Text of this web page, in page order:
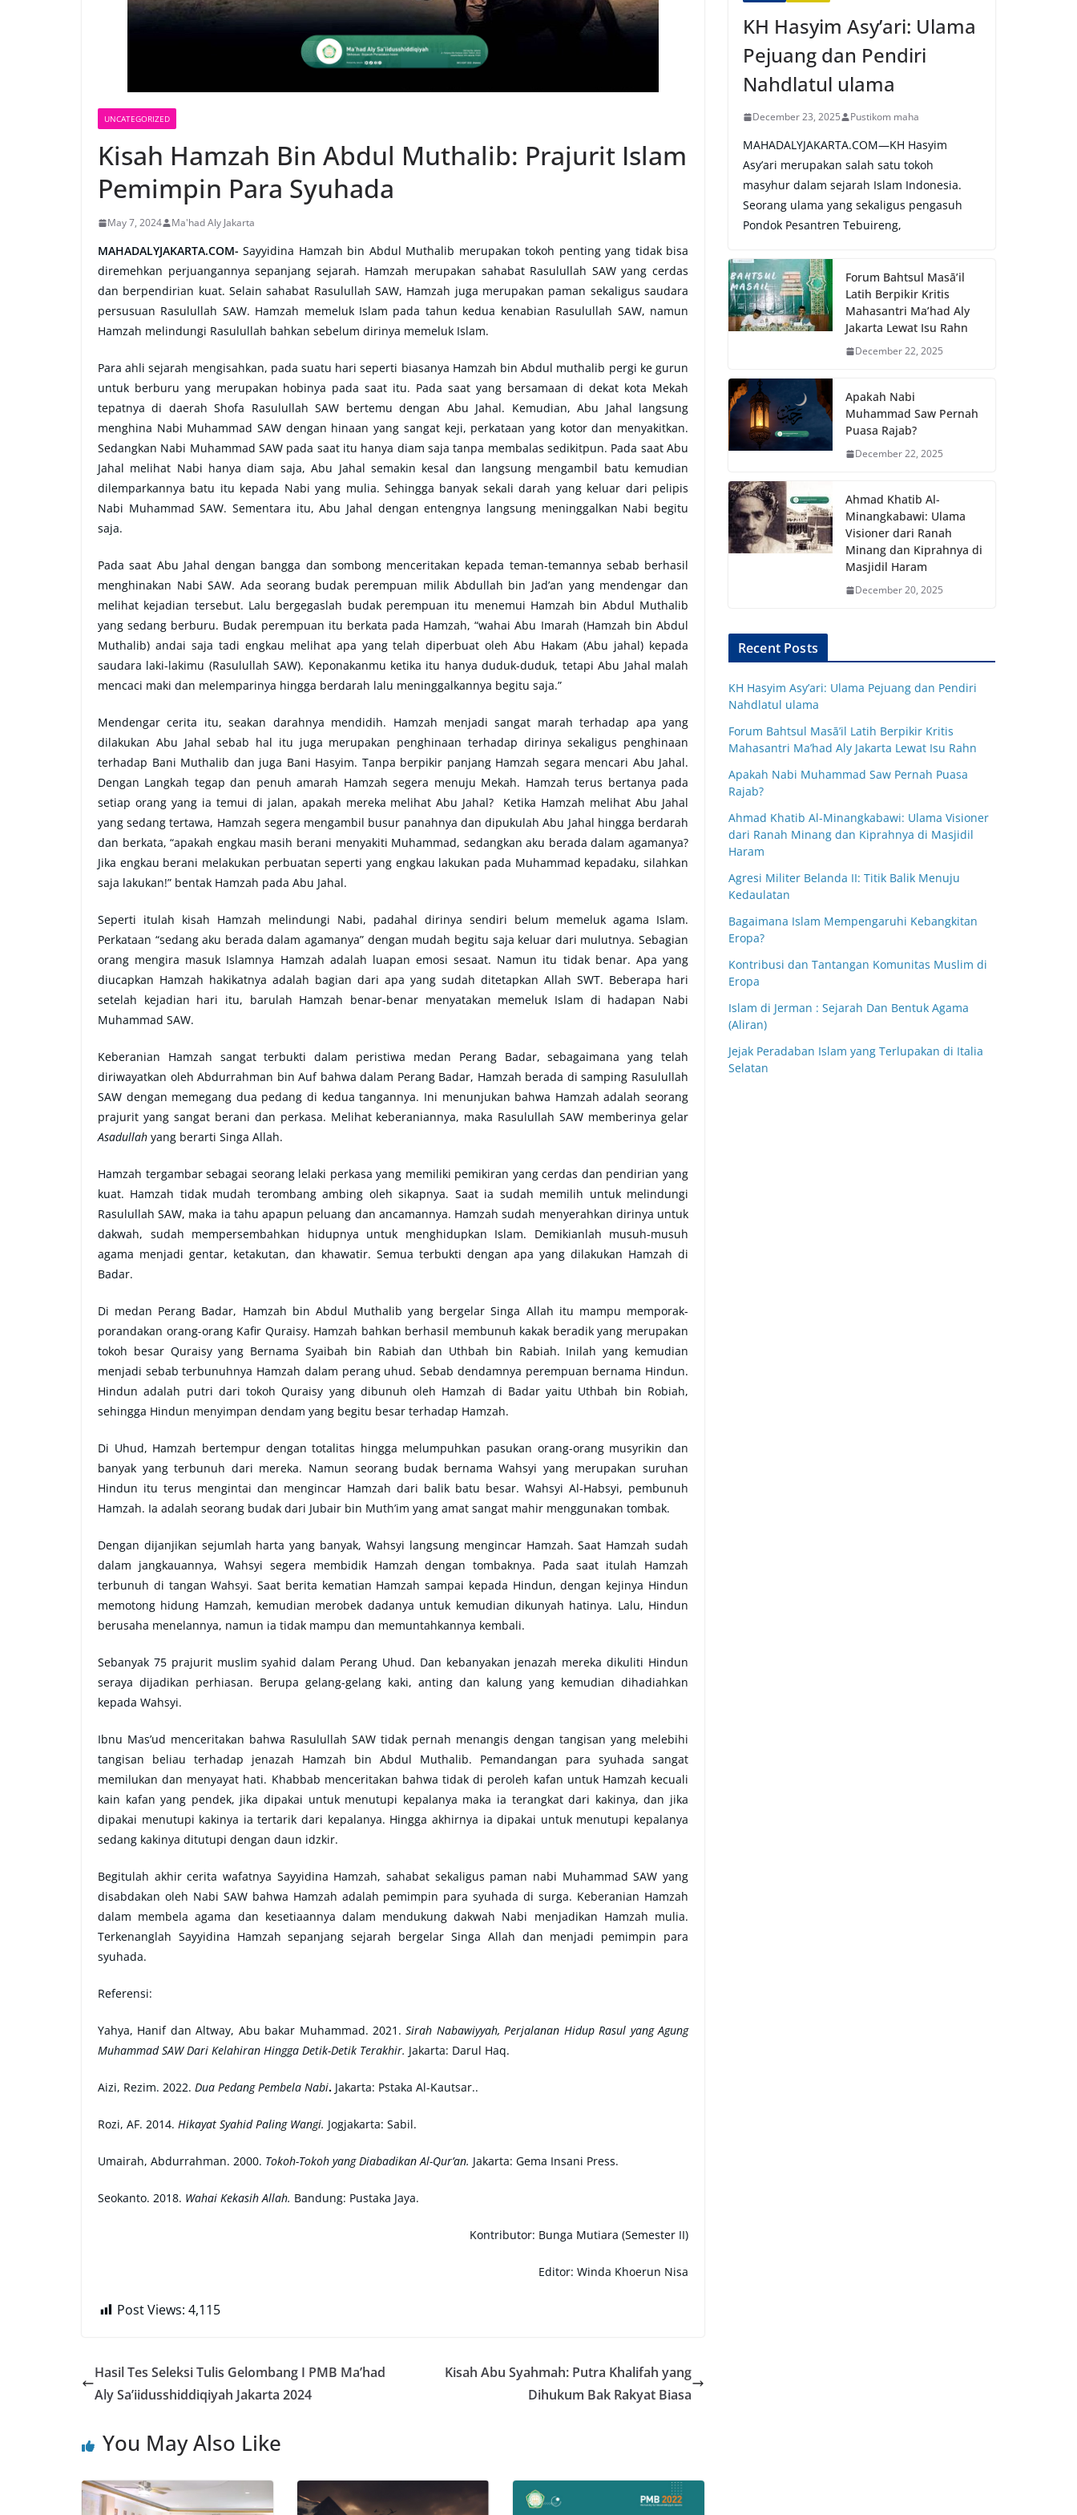
UNCATEGORIZED
Kisah Hamzah Bin Abdul Muthalib: Prajurit Islam
Pemimpin Para Syuhada
May 7, 2024 Ma'had Aly Jakarta
MAHADALYJAKARTA.COM-Sayyidina Hamzah bin Abdul Muthalib merupakan tokoh penting yang tidak bisa
diremehkan perjuangannya sepanjang sejarah. Hamzah merupakan sahabat Rasulullah SAW yang cerdas
dan berpendirian kuat. Selain sahabat Rasulullah SAW, Hamzah juga merupakan paman sekaligus saudara
persusuan Rasulullah SAW. Hamzah memeluk Islam pada tahun kedua kenabian Rasulullah SAW, namun
Hamzah melindungi Rasulullah bahkan sebelum dirinya memeluk Islam.
Para ahli sejarah mengisahkan, pada suatu hari seperti biasanya Hamzah bin Abdul muthalib pergi ke gurun
untuk berburu yang merupakan hobinya pada saat itu. Pada saat yang bersamaan di dekat kota Mekah
tepatnya di daerah Shofa Rasulullah SAW bertemu dengan Abu Jahal. Kemudian, Abu Jahal langsung
menghina Nabi Muhammad SAW dengan hinaan yang sangat keji, perkataan yang kotor dan menyakitkan.
Sedangkan Nabi Muhammad SAW pada saat itu hanya diam saja tanpa membalas sedikitpun. Pada saat Abu
Jahal melihat Nabi hanya diam saja, Abu Jahal semakin kesal dan langsung mengambil batu kemudian
dilemparkannya batu itu kepada Nabi yang mulia. Sehingga banyak sekali darah yang keluar dari pelipis
Nabi Muhammad SAW. Sementara itu, Abu Jahal dengan entengnya langsung meninggalkan Nabi begitu
saja.
Pada saat Abu Jahal dengan bangga dan sombong menceritakan kepada teman-temannya sebab berhasil
menghinakan Nabi SAW. Ada seorang budak perempuan milik Abdullah bin Jad’an yang mendengar dan
melihat kejadian tersebut. Lalu bergegaslah budak perempuan itu menemui Hamzah bin Abdul Muthalib
yang sedang berburu. Budak perempuan itu berkata pada Hamzah, “wahai Abu Imarah (Hamzah bin Abdul
Muthalib) andai saja tadi engkau melihat apa yang telah diperbuat oleh Abu Hakam (Abu jahal) kepada
saudara laki-lakimu (Rasulullah SAW). Keponakanmu ketika itu hanya duduk-duduk, tetapi Abu Jahal malah
mencaci maki dan melemparinya hingga berdarah lalu meninggalkannya begitu saja.”
Mendengar cerita itu, seakan darahnya mendidih. Hamzah menjadi sangat marah terhadap apa yang
dilakukan Abu Jahal sebab hal itu juga merupakan penghinaan terhadap dirinya sekaligus penghinaan
terhadap Bani Muthalib dan juga Bani Hasyim. Tanpa berpikir panjang Hamzah segara mencari Abu Jahal.
Dengan Langkah tegap dan penuh amarah Hamzah segera menuju Mekah. Hamzah terus bertanya pada
setiap orang yang ia temui di jalan, apakah mereka melihat Abu Jahal? Ketika Hamzah melihat Abu Jahal
yang sedang tertawa, Hamzah segera mengambil busur panahnya dan dipukulah Abu Jahal hingga berdarah
dan berkata, “apakah engkau masih berani menyakiti Muhammad, sedangkan aku berada dalam agamanya?
Jika engkau berani melakukan perbuatan seperti yang engkau lakukan pada Muhammad kepadaku, silahkan
saja lakukan!” bentak Hamzah pada Abu Jahal.
Seperti itulah kisah Hamzah melindungi Nabi, padahal dirinya sendiri belum memeluk agama Islam.
Perkataan “sedang aku berada dalam agamanya” dengan mudah begitu saja keluar dari mulutnya. Sebagian
orang mengira masuk Islamnya Hamzah adalah luapan emosi sesaat. Namun itu tidak benar. Apa yang
diucapkan Hamzah hakikatnya adalah bagian dari apa yang sudah ditetapkan Allah SWT. Beberapa hari
setelah kejadian hari itu, barulah Hamzah benar-benar menyatakan memeluk Islam di hadapan Nabi
Muhammad SAW.
Keberanian Hamzah sangat terbukti dalam peristiwa medan Perang Badar, sebagaimana yang telah
diriwayatkan oleh Abdurrahman bin Auf bahwa dalam Perang Badar, Hamzah berada di samping Rasulullah
SAW dengan memegang dua pedang di kedua tangannya. Ini menunjukan bahwa Hamzah adalah seorang
prajurit yang sangat berani dan perkasa. Melihat keberaniannya, maka Rasulullah SAW memberinya gelar
Asadullah yang berarti Singa Allah.
Hamzah tergambar sebagai seorang lelaki perkasa yang memiliki pemikiran yang cerdas dan pendirian yang
kuat. Hamzah tidak mudah terombang ambing oleh sikapnya. Saat ia sudah memilih untuk melindungi
Rasulullah SAW, maka ia tahu apapun peluang dan ancamannya. Hamzah sudah menyerahkan dirinya untuk
dakwah, sudah mempersembahkan hidupnya untuk menghidupkan Islam. Demikianlah musuh-musuh
agama menjadi gentar, ketakutan, dan khawatir. Semua terbukti dengan apa yang dilakukan Hamzah di
Badar.
Di medan Perang Badar, Hamzah bin Abdul Muthalib yang bergelar Singa Allah itu mampu memporak-
porandakan orang-orang Kafir Quraisy. Hamzah bahkan berhasil membunuh kakak beradik yang merupakan
tokoh besar Quraisy yang Bernama Syaibah bin Rabiah dan Uthbah bin Rabiah. Inilah yang kemudian
menjadi sebab terbunuhnya Hamzah dalam perang uhud. Sebab dendamnya perempuan bernama Hindun.
Hindun adalah putri dari tokoh Quraisy yang dibunuh oleh Hamzah di Badar yaitu Uthbah bin Robiah,
sehingga Hindun menyimpan dendam yang begitu besar terhadap Hamzah.
Di Uhud, Hamzah bertempur dengan totalitas hingga melumpuhkan pasukan orang-orang musyrikin dan
banyak yang terbunuh dari mereka. Namun seorang budak bernama Wahsyi yang merupakan suruhan
Hindun itu terus mengintai dan mengincar Hamzah dari balik batu besar. Wahsyi Al-Habsyi, pembunuh
Hamzah. Ia adalah seorang budak dari Jubair bin Muth’im yang amat sangat mahir menggunakan tombak.
Dengan dijanjikan sejumlah harta yang banyak, Wahsyi langsung mengincar Hamzah. Saat Hamzah sudah
dalam jangkauannya, Wahsyi segera membidik Hamzah dengan tombaknya. Pada saat itulah Hamzah
terbunuh di tangan Wahsyi. Saat berita kematian Hamzah sampai kepada Hindun, dengan kejinya Hindun
memotong hidung Hamzah, kemudian merobek dadanya untuk kemudian dikunyah hatinya. Lalu, Hindun
berusaha menelannya, namun ia tidak mampu dan memuntahkannya kembali.
Sebanyak 75 prajurit muslim syahid dalam Perang Uhud. Dan kebanyakan jenazah mereka dikuliti Hindun
seraya dijadikan perhiasan. Berupa gelang-gelang kaki, anting dan kalung yang kemudian dihadiahkan
kepada Wahsyi.
Ibnu Mas’ud menceritakan bahwa Rasulullah SAW tidak pernah menangis dengan tangisan yang melebihi
tangisan beliau terhadap jenazah Hamzah bin Abdul Muthalib. Pemandangan para syuhada sangat
memilukan dan menyayat hati. Khabbab menceritakan bahwa tidak di peroleh kafan untuk Hamzah kecuali
kain kafan yang pendek, jika dipakai untuk menutupi kepalanya maka ia terangkat dari kakinya, dan jika
dipakai menutupi kakinya ia tertarik dari kepalanya. Hingga akhirnya ia dipakai untuk menutupi kepalanya
sedang kakinya ditutupi dengan daun idzkir.
Begitulah akhir cerita wafatnya Sayyidina Hamzah, sahabat sekaligus paman nabi Muhammad SAW yang
disabdakan oleh Nabi SAW bahwa Hamzah adalah pemimpin para syuhada di surga. Keberanian Hamzah
dalam membela agama dan kesetiaannya dalam mendukung dakwah Nabi menjadikan Hamzah mulia.
Terkenanglah Sayyidina Hamzah sepanjang sejarah bergelar Singa Allah dan menjadi pemimpin para
syuhada.
Referensi:
Yahya, Hanif dan Altway, Abu bakar Muhammad. 2021.Sirah Nabawiyyah, Perjalanan Hidup Rasul yang Agung
Muhammad SAW Dari Kelahiran Hingga Detik-Detik Terakhir. Jakarta: Darul Haq.
Aizi, Rezim. 2022. Dua Pedang Pembela Nabi. Jakarta: Pstaka Al-Kautsar..
Rozi, AF. 2014. Hikayat Syahid Paling Wangi. Jogjakarta: Sabil.
Umairah, Abdurrahman. 2000. Tokoh-Tokoh yang Diabadikan Al-Qur’an. Jakarta: Gema Insani Press.
Seokanto. 2018. Wahai Kekasih Allah. Bandung: Pustaka Jaya.
Kontributor: Bunga Mutiara (Semester II)
Editor: Winda Khoerun Nisa
Post Views: 4,115
Hasil Tes Seleksi Tulis Gelombang I PMB Ma’had
Aly Sa’iidusshiddiqiyah Jakarta 2024
Kisah Abu Syahmah: Putra Khalifah yang
Dihukum Bak Rakyat Biasa
You May Also Like
KH Hasyim Asy’ari: Ulama
Pejuang dan Pendiri
Nahdlatul ulama
December 23, 2025 Pustikom maha
MAHADALYJAKARTA.COM—KH Hasyim
Asy’ari merupakan salah satu tokoh
masyhur dalam sejarah Islam Indonesia.
Seorang ulama yang sekaligus pengasuh
Pondok Pesantren Tebuireng,
Forum Bahtsul Masā’il
Latih Berpikir Kritis
Mahasantri Ma’had Aly
Jakarta Lewat Isu Rahn
December 22, 2025
Apakah Nabi
Muhammad Saw Pernah
Puasa Rajab?
December 22, 2025
Ahmad Khatib Al-
Minangkabawi: Ulama
Visioner dari Ranah
Minang dan Kiprahnya di
Masjidil Haram
December 20, 2025
Recent Posts
KH Hasyim Asy’ari: Ulama Pejuang dan Pendiri
Nahdlatul ulama
Forum Bahtsul Masā’il Latih Berpikir Kritis
Mahasantri Ma’had Aly Jakarta Lewat Isu Rahn
Apakah Nabi Muhammad Saw Pernah Puasa
Rajab?
Ahmad Khatib Al-Minangkabawi: Ulama Visioner
dari Ranah Minang dan Kiprahnya di Masjidil
Haram
Agresi Militer Belanda II: Titik Balik Menuju
Kedaulatan
Bagaimana Islam Mempengaruhi Kebangkitan
Eropa?
Kontribusi dan Tantangan Komunitas Muslim di
Eropa
Islam di Jerman : Sejarah Dan Bentuk Agama
(Aliran)
Jejak Peradaban Islam yang Terlupakan di Italia
Selatan